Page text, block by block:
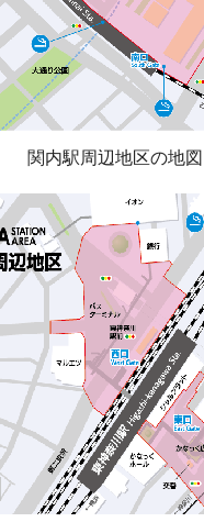
関内駅周辺地区の地図